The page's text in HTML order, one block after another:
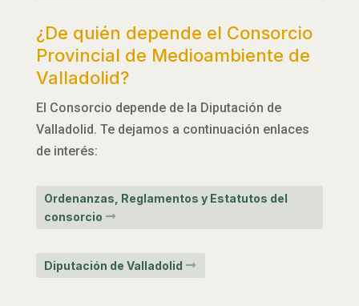
¿De quién depende el Consorcio
Provincial de Medioambiente de
Valladolid?
El Consorcio depende de la Diputación de
Valladolid. Te dejamos a continuación enlaces
de interés:
Ordenanzas, Reglamentos y Estatutos del
consorcio
Diputación de Valladolid